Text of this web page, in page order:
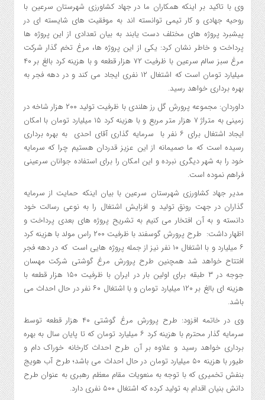
وی با تاکید بر اینکه همکاران ما در جهاد کشاورزی شهرستان سرعین با
روحیه جهادی و کار تیمی توانسته اند به موفقیت های شایسته ای در
پیشبرد پروژه های مختلف دست یابند به بیان تعدادی از این پروژه ها
پرداخت و خاطر نشان کرد: یکی از این پروژه ها، مرغ تخم گذار شرکت
مرغ سبز سالم سرعین با ظرفیت ۷۲ هزار قطعه و با هزینه کرد بالغ بر ۴۰
میلیارد تومان است که اشتغال ۱۲ نفری ایجاد می کند و در دهه فجر به
بهره برداری خواهد رسید.
داوردان: مجموعه پرورش گل رز هلندی با ظرفیت تولید ۲۰۰ هزار شاخه در
زمینی به متراژ ۷ هزار متر مربع و با هزینه کرد ۱۵ میلیارد تومان با امکان
ایجاد اشتغال برای ۶ نفر با سرمایه گذاری آقای احدی به بهره برداری
رسیده است که ما صمیمانه از این عزیز قدردان هستیم چرا که سرمایه
خود را به شهر دیگری نبرده و این امکان را برای استفاده جوانان سرعینی
فراهم نموده است.
مدیر جهاد کشاورزی شهرستان سرعین با بیان اینکه حمایت از سرمایه
گذاران در جهت رونق تولید و افزایش اشتغال را به نوعی رسالت خود
دانسته و به آن افتخار می کنیم به تشریح پروژه های بعدی پرداخت و
اظهار داشت: طرح پرورش گوسفند با ظرفیت ۲۰۰ راس مولد با هزینه کرد
۶ میلیارد و با اشتغال ۱۰ نفر نیز از جمله پروژه هایی است که در دهه فجر
افتتاح خواهد شد همچنین طرح پرورش مرغ گوشتی شرکت مهسان
جوجه در ۳ طبقه برای اولین بار در ایران با ظرفیت ۱۵۰ هزار قطعه با
هزینه ای بالغ بر ۱۲۰ میلیارد تومان و با اشتغال ۶۰ نفر در حال احداث می
باشد.
وی در خاتمه افزود: طرح پرورش مرغ گوشتی ۴۰ هزار قطعه توسط
سرمایه گذار محترم با هزینه کرد ۶ میلیارد تومان که تا پایان سال به بهره
برداری خواهد رسید و علاوه بر آن طرح احداث کارخانه خوراک دام و
طیور با هزینه ۵۰ میلیارد تومان در حال احداث می باشد؛ طرح آب هویج
بنفش تخمیری که با توجه به منعویات مقام معظم رهبری به عنوان طرح
دانش بنیان اقدام به تولید کرده که اشتغال ۵۰۰ نفری دارد.